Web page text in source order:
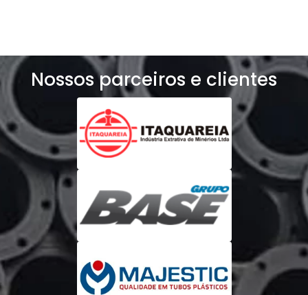
Nossos parceiros e clientes